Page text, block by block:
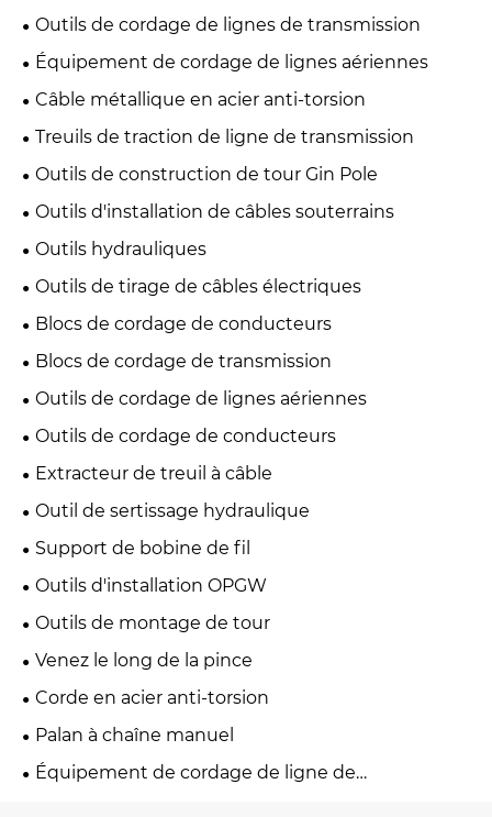
Outils de cordage de lignes de transmission
Équipement de cordage de lignes aériennes
Câble métallique en acier anti-torsion
Treuils de traction de ligne de transmission
Outils de construction de tour Gin Pole
Outils d'installation de câbles souterrains
Outils hydrauliques
Outils de tirage de câbles électriques
Blocs de cordage de conducteurs
Blocs de cordage de transmission
Outils de cordage de lignes aériennes
Outils de cordage de conducteurs
Extracteur de treuil à câble
Outil de sertissage hydraulique
Support de bobine de fil
Outils d'installation OPGW
Outils de montage de tour
Venez le long de la pince
Corde en acier anti-torsion
Palan à chaîne manuel
Équipement de cordage de ligne de